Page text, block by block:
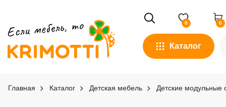
0 0
Каталог
Главная Каталог Детская мебель Детские модульные